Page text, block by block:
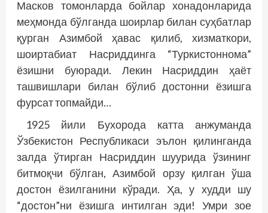
Масков томонларда бойлар хонадонларида
меҳмонда бўлганда шоирлар билан суҳбатлар
қурган Азимбой ҳавас қилиб, хизматкори,
шоиртабиат Насриддинга “Туркистоннома”
ёзишни буюради. Лекин Насриддин ҳаёт
ташвишлари билан бўлиб достонни ёзишга
фурсат топмайди…
1925 йили Бухорода катта анжуманда
Ўзбекистон Республикаси эълон қилинганда
залда ўтирган Насриддин шуурида ўзининг
битмоқчи бўлган, Азимбой орзу қилган ўша
достон ёзилганини кўради. Ҳа, у худди шу
“достон”ни ёзишга интилган эди! Умри зое